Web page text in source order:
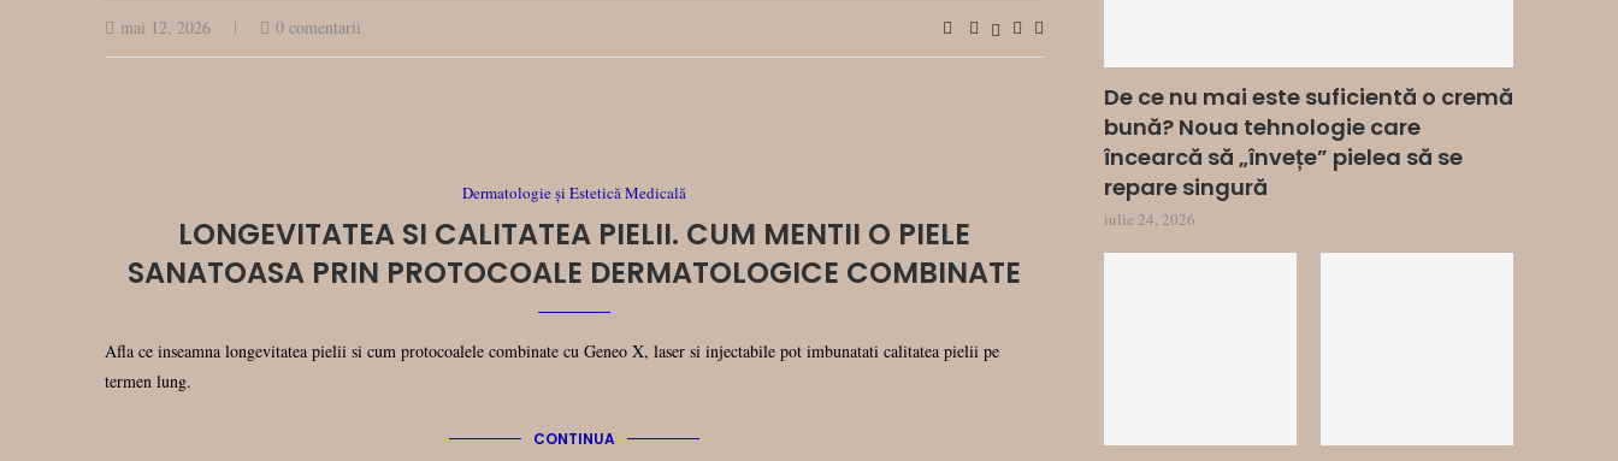
mai 12, 2026 0 comentarii
Dermatologie și Estetică Medicală
LONGEVITATEA SI CALITATEA PIELII. CUM MENTII O PIELE
SANATOASA PRIN PROTOCOALE DERMATOLOGICE COMBINATE
Afla ce inseamna longevitatea pielii si cum protocoalele combinate cu Geneo X, laser si injectabile pot imbunatati calitatea pielii pe
termen lung.
CONTINUA
De ce nu mai este suficientă o cremă
bună? Noua tehnologie care
încearcă să „învețe” pielea să se
repare singură
iulie 24, 2026